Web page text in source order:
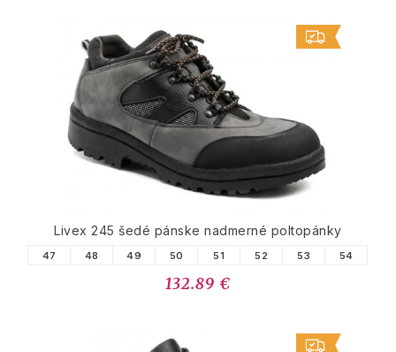
Livex 245 šedé pánske nadmerné poltopánky
47 48 49 50 51 52 53 54
132.89 €